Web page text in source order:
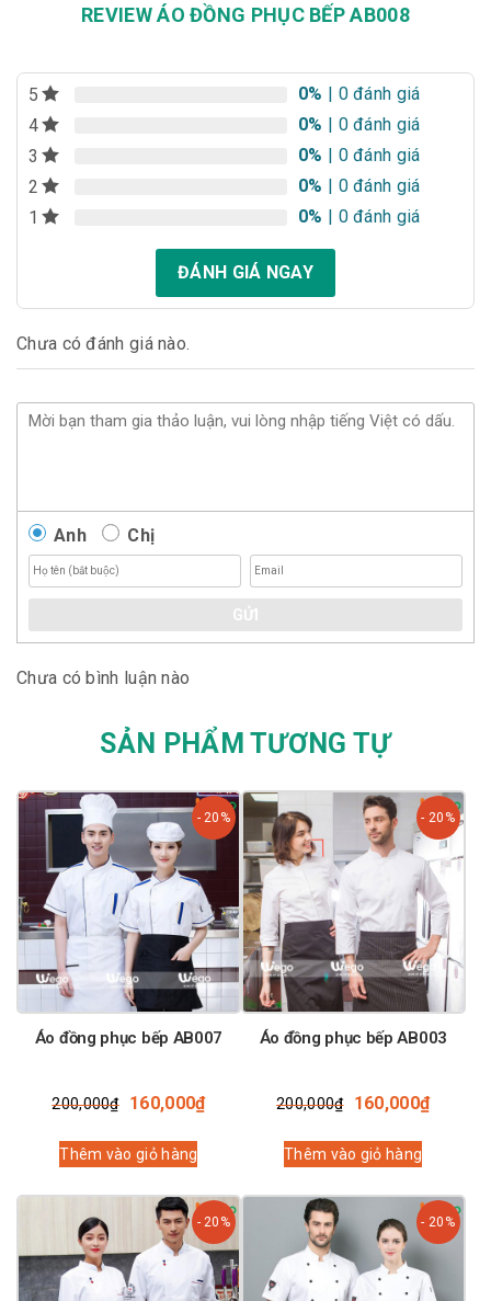
REVIEW ÁO ĐỒNG PHỤC BẾP AB008
5 0% | 0 đánh giá
4
0% | 0 đánh giá
3
0% | 0 đánh giá
2
0% | 0 đánh giá
1
0% | 0 đánh giá
ĐÁNH GIÁ NGAY
Chưa có đánh giá nào.
Anh Chị
GỬI
Chưa có bình luận nào
SẢN PHẨM TƯƠNG TỰ
- 20%
Áo đồng phục bếp AB007
200,000₫
Giá
là:
160,000₫Giá
160,000₫.
Thêm vào giỏ hàng
- 20%
Áo đồng phục bếp AB003
200,000₫
Giá
là:
160,000₫Giá
Thêm vào giỏ hàng
- 20% - 20%